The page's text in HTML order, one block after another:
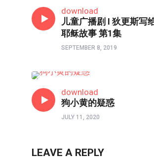
download
儿童广播剧 I 狄更斯写
耶稣故事 第1集
SEPTEMBER 8, 2019
download
狗小黄的疑惑
JULY 11, 2020
LEAVE A REPLY